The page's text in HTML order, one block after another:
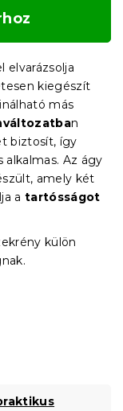
elvarázsolja
kiegészít
más
n
biztosít, így
alkalmas. Az ágy
amely két
a tartósságot
külön